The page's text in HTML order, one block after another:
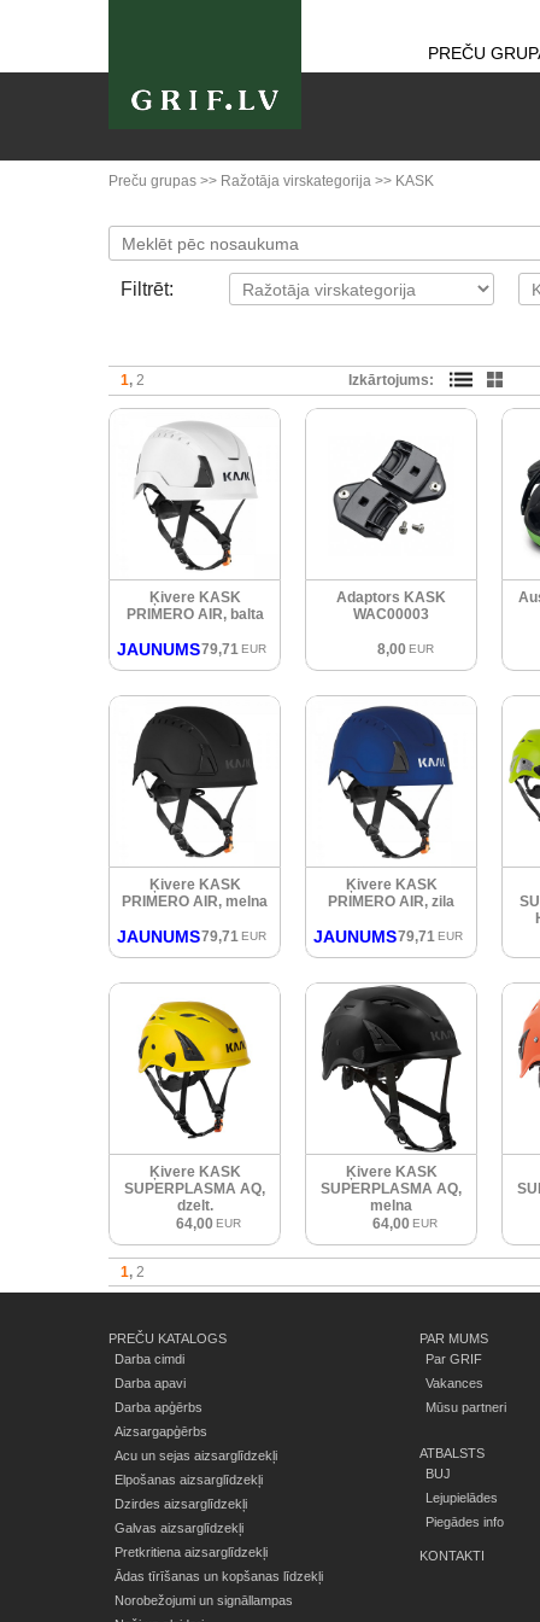
PREČU
Preču grupas >> Ražotāja virskategorija >> KASK
Filtrēt:
1 2 Izkārtojums:
Ķivere KASK
PRIMERO AIR, balta
JAUNUMS79,71 EUR
Adaptors KASK
WAC00003
8,00 EUR
Ķivere KASK
PRIMERO AIR, melna
JAUNUMS79,71 EUR
Ķivere KASK
PRIMERO AIR, zila
JAUNUMS79,71 EUR
Ķivere KASK
SUPERPLASMA AQ,
dzelt.
64,00 EUR
Ķivere KASK
SUPERPLASMA AQ,
melna
64,00 EUR
1 2
PREČU KATALOGS
Darba cimdi
Darba apavi
Darba apģērbs
Aizsargapģērbs
Acu un sejas aizsarglīdzekļi
Elpošanas aizsarglīdzekļi
Dzirdes aizsarglīdzekļi
Galvas aizsarglīdzekļi
Pretkritiena aizsarglīdzekļi
Ādas tīrīšanas un kopšanas līdzekļi
Norobežojumi un signāllampas
PAR MUMS
Par GRIF
Vakances
Mūsu partneri
ATBALSTS
BUJ
Lejupielādes
Piegādes info
KONTAKTI